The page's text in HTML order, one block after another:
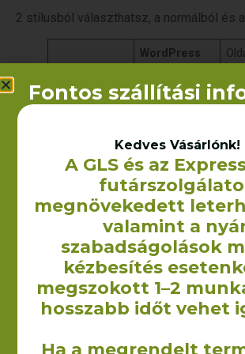
2 stílusból választhatsz, a normálból és
WordPress
Alaprendszer
felépítése
Gomb
Megnézem a
Kód
<!-- wp:paragraph -->
<p>Ez egy sima bekezdés
fogod használni, ebből áll a
blokkot jelent, szóval, ha
Fontos szállítási
Kedves Vásárlónk!
A GLS és az
megnövekedett
valamint a
szabadságolások
kézbesítés
megszokott 1–2
hosszabb időt vehet
Ha a megrendelt